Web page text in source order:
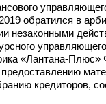
обратился в
незаконными
«Лантана-
кредиторов,